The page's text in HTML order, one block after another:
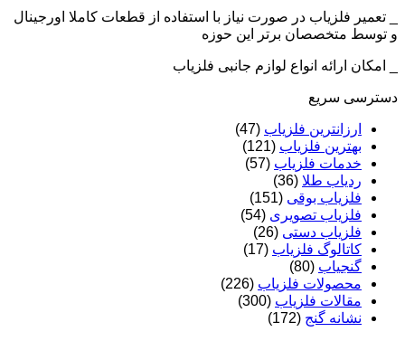
_ تعمیر فلزیاب در صورت نیاز با استفاده از قطعات کاملا اورجینال
و توسط متخصصان برتر این حوزه
_ امکان ارائه انواع لوازم جانبی فلزیاب
دسترسی سریع
ارزانترین فلزیاب (47)
بهترین فلزیاب (121)
خدمات فلزیاب (57)
ردیاب طلا (36)
فلزیاب بوقی (151)
فلزیاب تصویری (54)
فلزیاب دستی (26)
کاتالوگ فلزیاب (17)
گنجیاب (80)
محصولات فلزیاب (226)
مقالات فلزیاب (300)
نشانه گنج (172)